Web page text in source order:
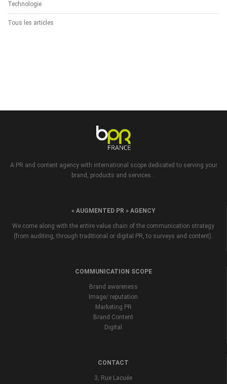
Technologie
Tous les articles
A PR and content agency with international scope dedicated to serving your
brand, products and services...
« AUGMENTED PR » AGENCY
We come along with the entire value chain of the communication strategy
(from auditing, through traditional or digital PR, to surveys and content).
COMMUNICATION SCOPE
Brand awareness
Image/ reputation
Marketing PR
Brand Content
Digital
CONTACT
3, Rue Lacuée